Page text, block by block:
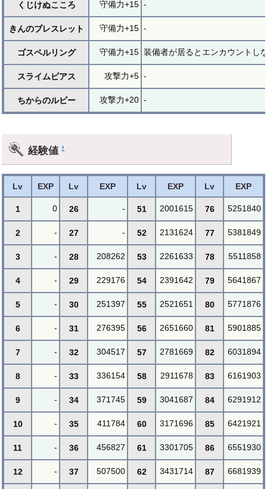
くじけぬこころ 守備力+15 -
きんのブレスレット 守備力+15 -
ゴスペルリング 守備力+15 装備者が居るとエンカウントし
スライムピアス 攻撃力+5 -
ちからのルビー 攻撃力+20 -
経験値†
Lv EXP Lv EXP Lv EXP Lv EXP
1 0 26 - 51 2001615 76 5251840
2 - 27 - 52 2131624 77 5381849
3 - 28 208262 53 2261633 78 5511858
4 - 29 229176 54 2391642 79 5641867
5 - 30 251397 55 2521651 80 5771876
6 - 31 276395 56 2651660 81 5901885
7 - 32 304517 57 2781669 82 6031894
8 - 33 336154 58 2911678 83 6161903
9 - 34 371745 59 3041687 84 6291912
10 - 35 411784 60 3171696 85 6421921
11 - 36 456827 61 3301705 86 6551930
12 - 37 507500 62 3431714 87 6681939